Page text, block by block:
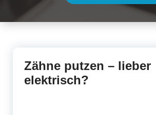
Zähne putzen – lieber
elektrisch?